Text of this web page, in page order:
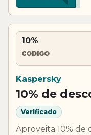
10%
CODIGO
Kaspersky
10% de
Verificado
Aproveita 10% de